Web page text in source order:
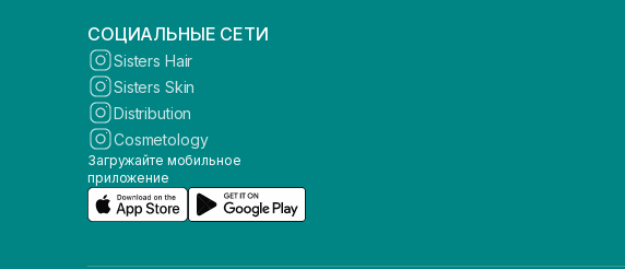
СОЦИАЛЬНЫЕ СЕТИ
Sisters Hair
Sisters Skin
Distribution
Cosmetology
Загружайте мобильное
приложение